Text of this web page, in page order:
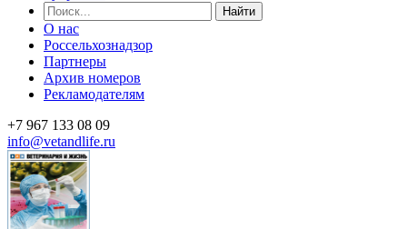
Найти
О нас
Россельхознадзор
Партнеры
Архив номеров
Рекламодателям
+7 967 133 08 09
info@vetandlife.ru